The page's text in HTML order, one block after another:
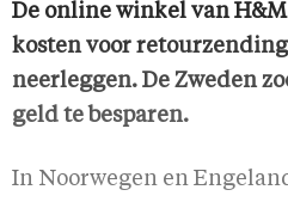
De online winkel van
kosten voor
neerleggen. De Zweden
geld te besparen.
In Noorwegen en